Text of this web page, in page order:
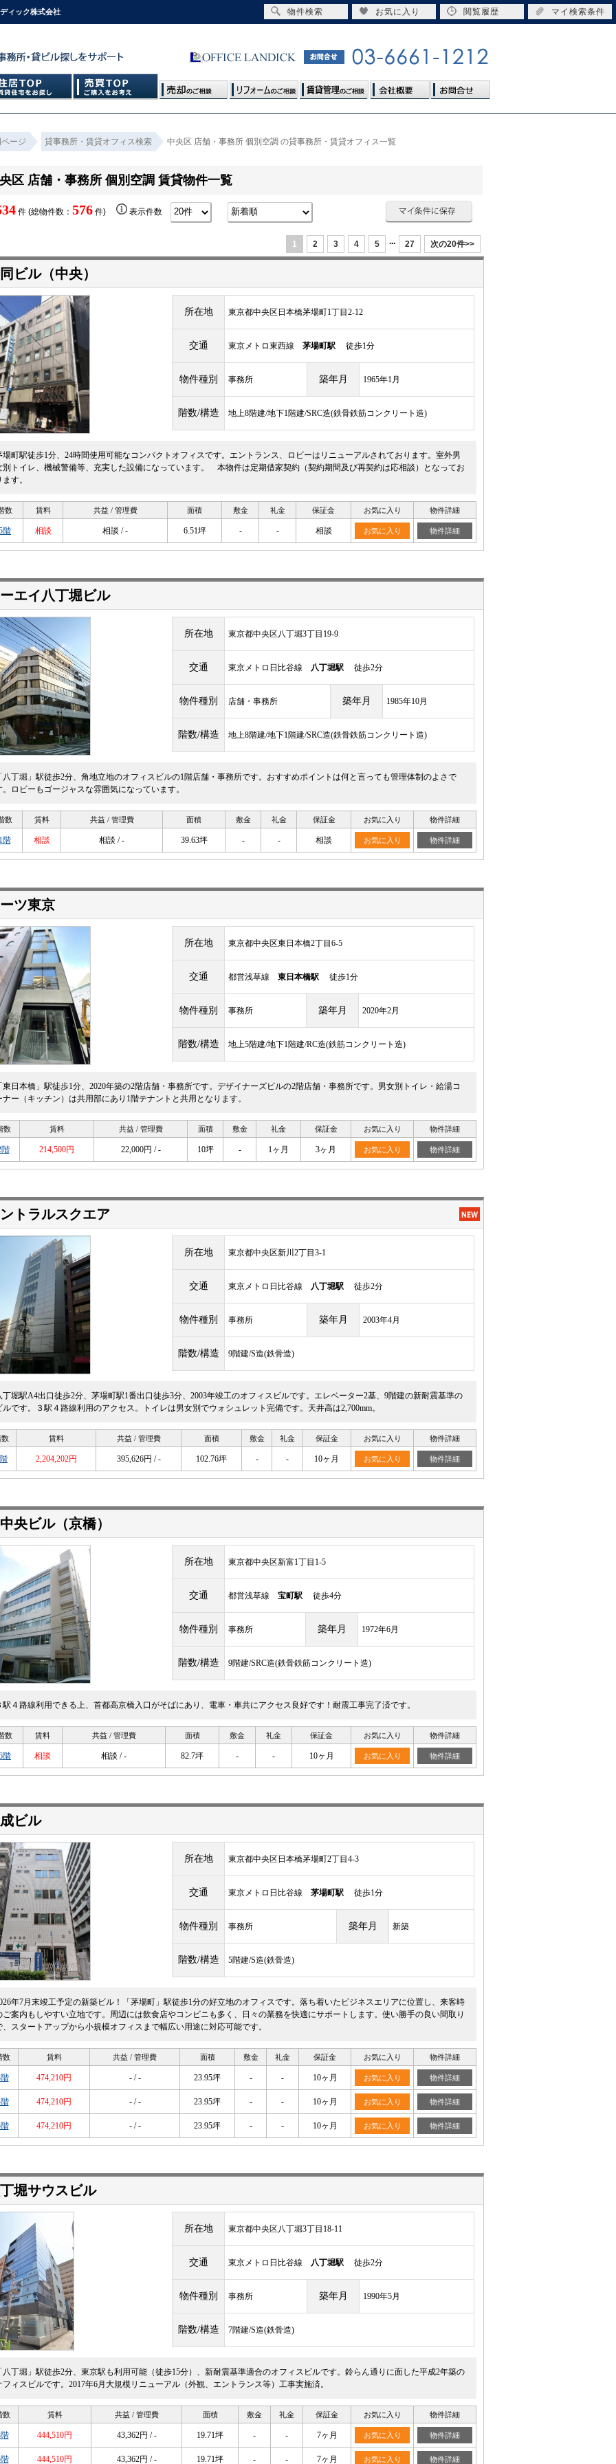
ィック株式会社
ージ 貸事務所・賃貸オフィス検索 中央区 店舗・事務所 個別空調 の貸事務所・賃貸オフィス一覧
区 店舗・事務所 個別空調 賃貸物件一覧
件 (総物件数： 576 件) 表示件数
1 2 3 4 5 ... 27 次の20件>>
ビル（中央）
所在地 東京都中央区日本橋茅場町1丁目2-12
交通 東京メトロ東西線 茅場町駅 徒歩1分
物件種別 事務所 築年月 1965年1月
階数/構造 地上8階建/地下1階建/SRC造(鉄骨鉄筋コンクリート造)
場町駅徒歩1分、24時間使用可能なコンパクトオフィスです。エントランス、ロビーはリニューアルされております。室外男
別トイレ、機械警備等、充実した設備になっています。 本物件は定期借家契約（契約期間及び再契約は応相談）となってお
ます。
数 賃料 共益 / 管理費 面積 敷金 礼金 保証金 お気に入り 物件詳細
階 相談 相談 / - 6.51坪 - - 相談 お気に入り 物件詳細
エイ八丁堀ビル
所在地 東京都中央区八丁堀3丁目19-9
交通 東京メトロ日比谷線 八丁堀駅 徒歩2分
物件種別 店舗・事務所 築年月 1985年10月
階数/構造 地上8階建/地下1階建/SRC造(鉄骨鉄筋コンクリート造)
八丁堀」駅徒歩2分、角地立地のオフィスビルの1階店舗・事務所です。おすすめポイントは何と言っても管理体制のよさで
。ロビーもゴージャスな雰囲気になっています。
数 賃料 共益 / 管理費 面積 敷金 礼金 保証金 お気に入り 物件詳細
階 相談 相談 / - 39.63坪 - - 相談 お気に入り 物件詳細
ツ東京
所在地 東京都中央区東日本橋2丁目6-5
交通 都営浅草線 東日本橋駅 徒歩1分
物件種別 事務所 築年月 2020年2月
階数/構造 地上5階建/地下1階建/RC造(鉄筋コンクリート造)
東日本橋」駅徒歩1分、2020年築の2階店舗・事務所です。デザイナーズビルの2階店舗・事務所です。男女別トイレ・給湯コ
ナー（キッチン）は共用部にあり1階テナントと共用となります。
数 賃料 共益 / 管理費 面積 敷金 礼金 保証金 お気に入り 物件詳細
214,500円 22,000円 / - 10坪 - 1ヶ月 3ヶ月 お気に入り 物件詳細
トラルスクエア
所在地 東京都中央区新川2丁目3-1
交通 東京メトロ日比谷線 八丁堀駅 徒歩2分
物件種別 事務所 築年月 2003年4月
階数/構造 9階建/S造(鉄骨造)
丁堀駅A4出口徒歩2分、茅場町駅1番出口徒歩3分、2003年竣工のオフィスビルです。エレベーター2基、9階建の新耐震基準の
ルです。３駅４路線利用のアクセス。トイレは男女別でウォシュレット完備です。天井高は2,700mm。
数 賃料 共益 / 管理費 面積 敷金 礼金 保証金 お気に入り 物件詳細
2,204,202円 395,626円 / - 102.76坪 - - 10ヶ月 お気に入り 物件詳細
央ビル（京橋）
所在地 東京都中央区新富1丁目1-5
交通 都営浅草線 宝町駅 徒歩4分
物件種別 事務所 築年月 1972年6月
階数/構造 9階建/SRC造(鉄骨鉄筋コンクリート造)
駅４路線利用できる上、首都高京橋入口がそばにあり、電車・車共にアクセス良好です！耐震工事完了済です。
数 賃料 共益 / 管理費 面積 敷金 礼金 保証金 お気に入り 物件詳細
階 相談 相談 / - 82.7坪 - - 10ヶ月 お気に入り 物件詳細
ビル
所在地 東京都中央区日本橋茅場町2丁目4-3
交通 東京メトロ日比谷線 茅場町駅 徒歩1分
物件種別 事務所 築年月 新築
階数/構造 5階建/S造(鉄骨造)
年7月末竣工予定の新築ビル！「茅場町」駅徒歩1分の好立地のオフィスです。落ち着いたビジネスエリアに位置し、来客時
ご案内もしやすい立地です。周辺には飲食店やコンビニも多く、日々の業務を快適にサポートします。使い勝手の良い間取り
、スタートアップから小規模オフィスまで幅広い用途に対応可能です。
数 賃料 共益 / 管理費 面積 敷金 礼金 保証金 お気に入り 物件詳細
474,210円 - / - 23.95坪 - - 10ヶ月 お気に入り 物件詳細
474,210円 - / - 23.95坪 - - 10ヶ月 お気に入り 物件詳細
474,210円 - / - 23.95坪 - - 10ヶ月 お気に入り 物件詳細
堀サウスビル
所在地 東京都中央区八丁堀3丁目18-11
交通 東京メトロ日比谷線 八丁堀駅 徒歩2分
物件種別 事務所 築年月 1990年5月
階数/構造 7階建/S造(鉄骨造)
八丁堀」駅徒歩2分、東京駅も利用可能（徒歩15分）、新耐震基準適合のオフィスビルです。鈴らん通りに面した平成2年築の
フィスビルです。2017年6月大規模リニューアル（外観、エントランス等）工事実施済。
数 賃料 共益 / 管理費 面積 敷金 礼金 保証金 お気に入り 物件詳細
444,510円 43,362円 / - 19.71坪 - - 7ヶ月 お気に入り 物件詳細
444,510円 43,362円 / - 19.71坪 - - 7ヶ月 お気に入り 物件詳細
物件検索 お気に入り 閲覧履歴 マイ検索条件